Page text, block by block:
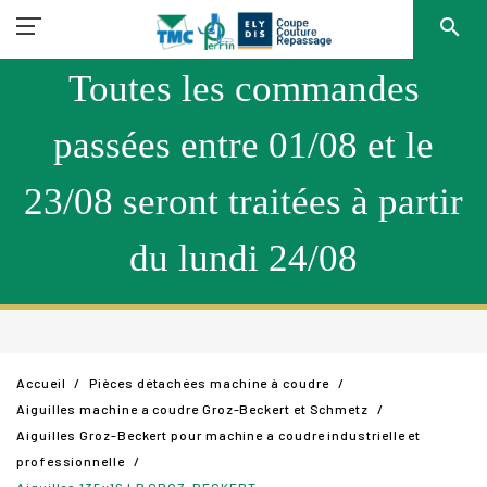
Toutes les commandes
passées entre 01/08 et le
23/08 seront traitées à partir
du lundi 24/08
search
Accueil
Pièces détachées machine à coudre
Aiguilles machine a coudre Groz-Beckert et Schmetz
Aiguilles Groz-Beckert pour machine a coudre industrielle et
professionnelle